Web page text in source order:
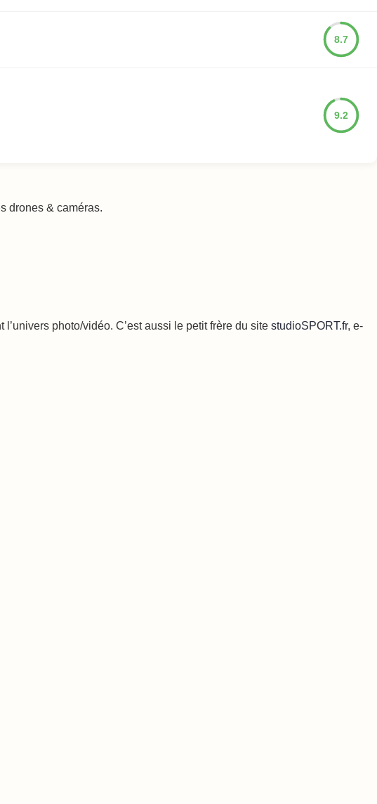
8.7
9.2
drones & caméras.
photo/vidéo. C’est aussi le petit frère du site studioSPORT.fr, e-